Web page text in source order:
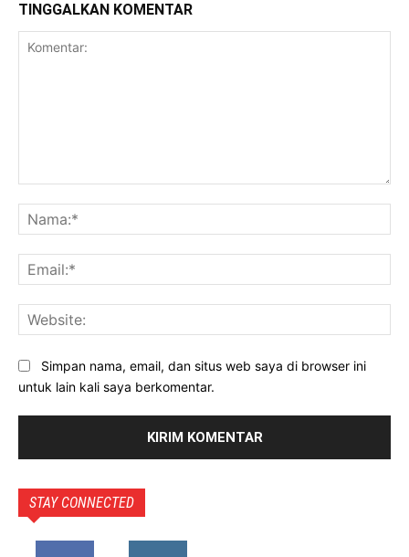
TINGGALKAN KOMENTAR
Simpan nama, email, dan situs web saya di browser ini
untuk lain kali saya berkomentar.
STAY CONNECTED